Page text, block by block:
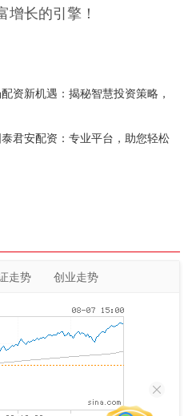
增长的引擎！
资新机遇：揭秘智慧投资策略，
君安配资：专业平台，助您轻松
走势 创业走势